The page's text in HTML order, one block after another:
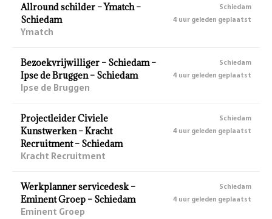
Allround schilder – Ymatch –
Schiedam
Ymatch
Schiedam
4 uur geleden geplaatst
Bezoekvrijwilliger – Schiedam –
Ipse de Bruggen – Schiedam
Ipse de Bruggen
Schiedam
4 uur geleden geplaatst
Projectleider Civiele
Kunstwerken – Kracht
Recruitment – Schiedam
Kracht Recruitment
Schiedam
4 uur geleden geplaatst
Werkplanner servicedesk –
Eminent Groep – Schiedam
Eminent Groep
Schiedam
4 uur geleden geplaatst